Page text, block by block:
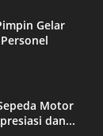
Gelar
Motor
dan...